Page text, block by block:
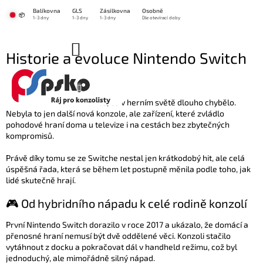
📦
Balíkovna GLS Zásilkovna Osobně
1-3 dny 1-3 dny 1-3 dny Dle otevírací doby
KOŠÍK
Historie a evoluce Nintendo Switch
22.3.2024
Nintendo Switch trefil něco, co v herním světě dlouho chybělo.
Nebyla to jen další nová konzole, ale zařízení, které zvládlo
pohodové hraní doma u televize i na cestách bez zbytečných
kompromisů.
Právě díky tomu se ze Switche nestal jen krátkodobý hit, ale celá
úspěšná řada, která se během let postupně měnila podle toho, jak
lidé skutečně hrají.
🎮 Od hybridního nápadu k celé rodině konzolí
První Nintendo Switch dorazilo v roce 2017 a ukázalo, že domácí a
přenosné hraní nemusí být dvě oddělené věci. Konzoli stačilo
vytáhnout z docku a pokračovat dál v handheld režimu, což byl
jednoduchý, ale mimořádně silný nápad.